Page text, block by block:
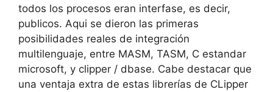
todos los procesos eran interfase, es decir,
publicos. Aqui se dieron las primeras
posibilidades reales de integración
multilenguaje, entre MASM, TASM, C estandar
microsoft, y clipper / dbase. Cabe destacar que
una ventaja extra de estas librerías de CLipper